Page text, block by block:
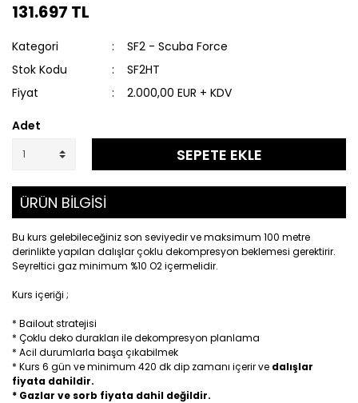
131.697 TL
Kategori
SF2 - Scuba Force
Stok Kodu
SF2HT
Fiyat
2.000,00 EUR + KDV
Adet
SEPETE EKLE
ÜRÜN BİLGİSİ
Bu kurs gelebileceğiniz son seviyedir ve maksimum 100 metre
derinlikte yapılan dalışlar çoklu dekompresyon beklemesi gerektirir.
Seyreltici gaz minimum %10 O2 içermelidir.
Kurs içeriği ;
* Bailout stratejisi
* Çoklu deko durakları ile dekompresyon planlama
* Acil durumlarla başa çıkabilmek
* Kurs 6 gün ve minimum 420 dk dip zamanı içerir ve dalışlar
fiyata dahildir.
* Gazlar ve sorb fiyata dahil değildir.